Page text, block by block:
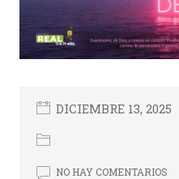
DICIEMBRE 13, 2025
NO HAY COMENTARIOS